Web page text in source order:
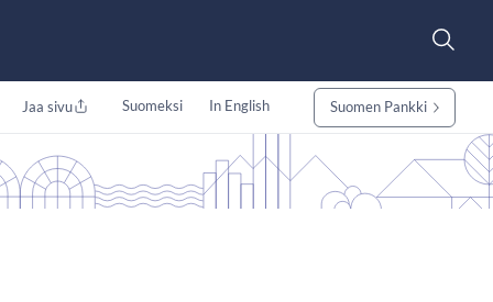
Jaa sivu Suomeksi In English Suomen Pankki